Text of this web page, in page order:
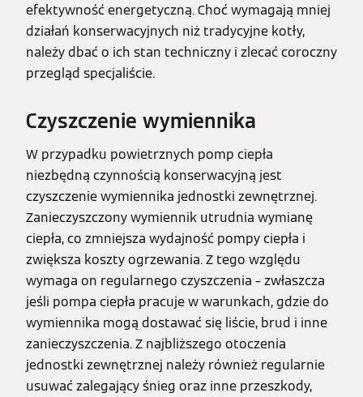
efektywność energetyczną. Choć wymagają mniej
działań konserwacyjnych niż tradycyjne kotły,
należy dbać o ich stan techniczny i zlecać coroczny
przegląd specjaliście.
Czyszczenie wymiennika
W przypadku powietrznych pomp ciepła
niezbędną czynnością konserwacyjną jest
czyszczenie wymiennika jednostki zewnętrznej.
Zanieczyszczony wymiennik utrudnia wymianę
ciepła, co zmniejsza wydajność pompy ciepła i
zwiększa koszty ogrzewania. Z tego względu
wymaga on regularnego czyszczenia – zwłaszcza
jeśli pompa ciepła pracuje w warunkach, gdzie do
wymiennika mogą dostawać się liście, brud i inne
zanieczyszczenia. Z najbliższego otoczenia
jednostki zewnętrznej należy również regularnie
usuwać zalegający śnieg oraz inne przeszkody,